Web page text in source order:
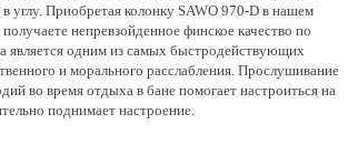
в углу. Приобретая колонку SAWO 970-D в нашем
непревзойденное финское качество по
является одним из самых быстродействующих
и морального расслабления. Прослушивание
во время отдыха в бане помогает настроиться на
поднимает настроение.